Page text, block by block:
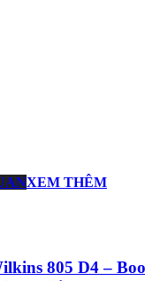
XEM THÊM
805 D4 –